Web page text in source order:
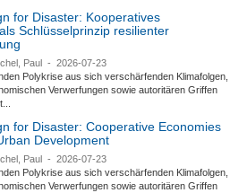
for Disaster: Kooperatives
Schlüsselprinzip resilienter
Paul -
2026-07-23
Polykrise aus sich verschärfenden Klimafolgen,
Verwerfungen sowie autoritären Griffen
for Disaster: Cooperative Economies
Development
Paul -
2026-07-23
Polykrise aus sich verschärfenden Klimafolgen,
Verwerfungen sowie autoritären Griffen